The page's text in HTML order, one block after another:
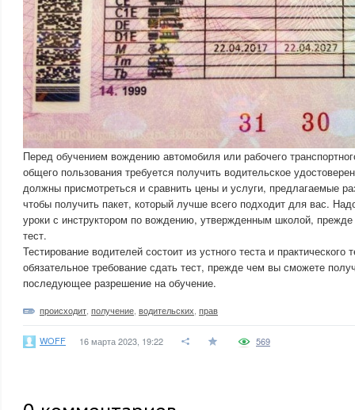
Перед обучением вождению автомобиля или рабочего
общего пользования требуется получить водительское
должны присмотреться и сравнить цены и услуги, предлагаемые
чтобы получить пакет, который лучше всего подходит для вас.
уроки с инструктором по вождению, утвержденным школой,
тест.
Тестирование водителей состоит из устного теста и практического
обязательное требование сдать тест, прежде чем вы сможете
последующее разрешение на обучение.
происходит получение водительских прав
WOFF 16 марта 2023, 19:22 569